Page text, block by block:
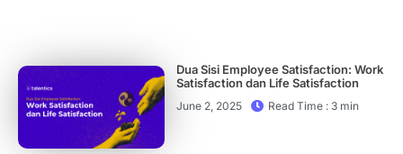
Dua Sisi Employee Satisfaction: Work
Satisfaction dan Life Satisfaction
June 2, 2025 Read Time : 3 min